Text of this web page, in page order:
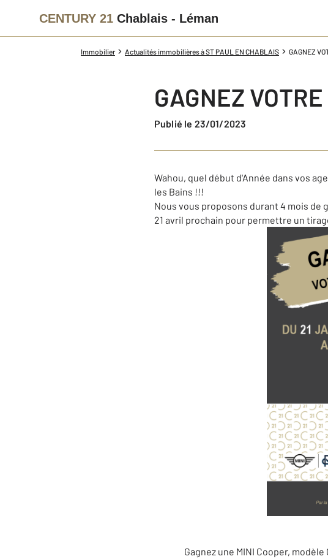
CENTURY 21 Chablais - Léman
Immobilier Actualités immobilières à ST PAUL EN CHABLAIS GAGNEZ
GAGNEZ
Publié le 23/01/2023
Wahou, quel début d'Année dans vos
les Bains !!!
Nous vous proposons durant 4 mois de
21 avril prochain pour permettre un
Gagnez une MINI Cooper,